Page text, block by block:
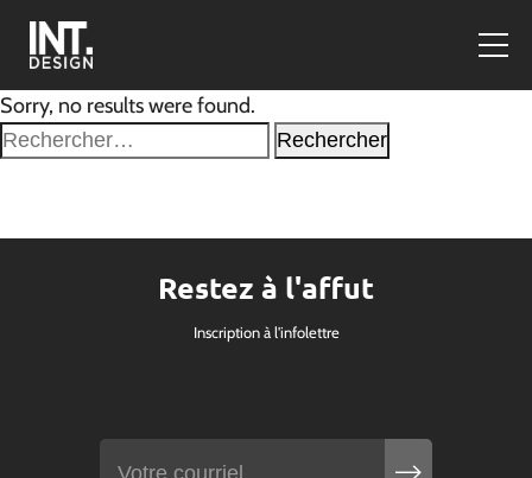
Sorry, no results were found.
Rechercher :
Restez à l'affut
Inscription à l'infolettre